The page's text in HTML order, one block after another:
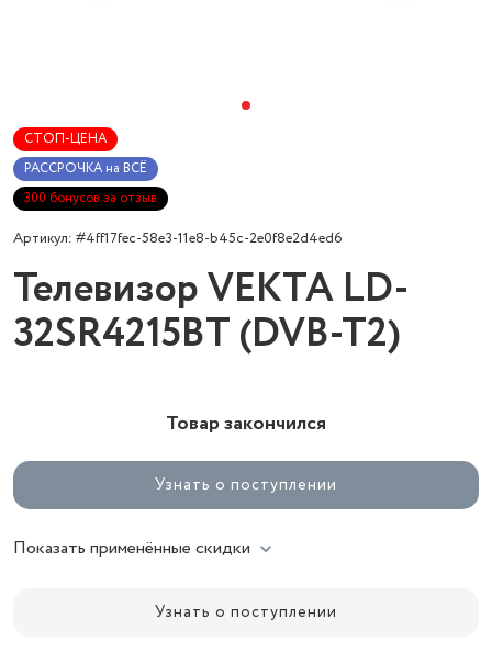
СТОП-ЦЕНА
РАССРОЧКА на ВСЁ
300 бонусов за отзыв
Артикул: #4ff17fec-58e3-11e8-b45c-2e0f8e2d4ed6
Телевизор VEKTA LD-
32SR4215BT (DVB-T2)
Товар закончился
Узнать о поступлении
Показать применённые скидки
Узнать о поступлении